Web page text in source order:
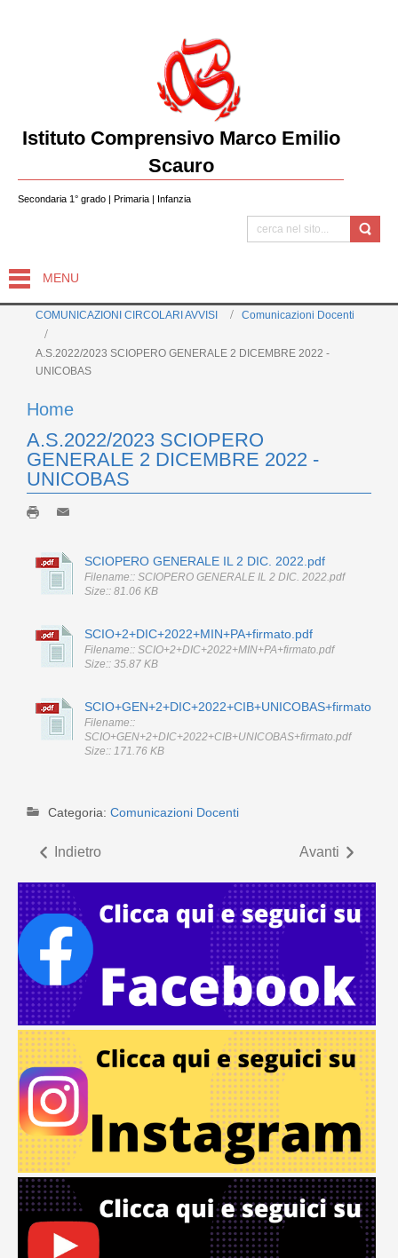
Istituto Comprensivo Marco Emilio
Scauro
Secondaria 1° grado | Primaria | Infanzia
MENU
COMUNICAZIONI CIRCOLARI AVVISI Comunicazioni Docenti
A.S.2022/2023 SCIOPERO GENERALE 2 DICEMBRE 2022 -
UNICOBAS
Home
A.S.2022/2023 SCIOPERO
GENERALE 2 DICEMBRE 2022 -
UNICOBAS
SCIOPERO GENERALE IL 2 DIC. 2022.pdf
Filename:: SCIOPERO GENERALE IL 2 DIC. 2022.pdf
Size:: 81.06 KB
SCIO+2+DIC+2022+MIN+PA+firmato.pdf
Filename:: SCIO+2+DIC+2022+MIN+PA+firmato.pdf
Size:: 35.87 KB
SCIO+GEN+2+DIC+2022+CIB+UNICOBAS+firmato.pdf
Filename::
SCIO+GEN+2+DIC+2022+CIB+UNICOBAS+firmato.pdf
Size:: 171.76 KB
Categoria: Comunicazioni Docenti
Indietro Avanti